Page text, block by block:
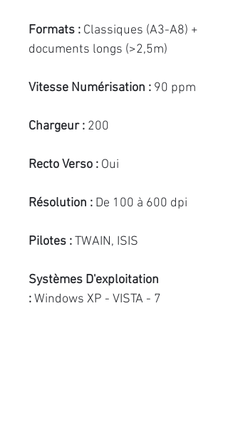
Formats : Classiques (A3-A8) +
documents longs (>2,5m)
Vitesse Numérisation : 90 ppm
Chargeur : 200
Recto Verso : Oui
Résolution : De 100 à 600 dpi
Pilotes :TWAIN, ISIS
Systèmes D'exploitation
:Windows XP - VISTA - 7